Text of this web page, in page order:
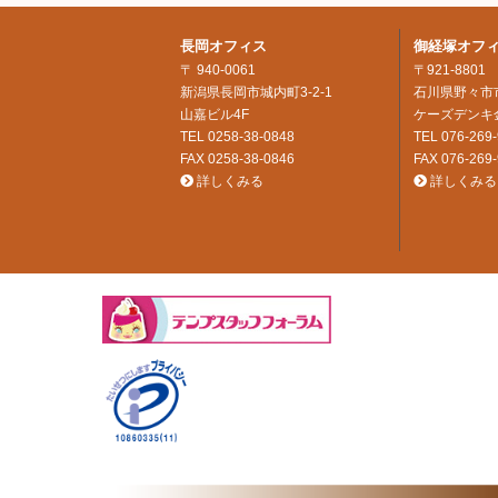
長岡オフィス
〒 940-0061
新潟県長岡市城内町3-2-1
山嘉ビル4F
TEL 0258-38-0848
FAX 0258-38-0846
詳しくみる
御経塚オフ
〒921-8801
石川県野々市
ケーズデンキ
TEL 076-
FAX 076-
詳しくみる